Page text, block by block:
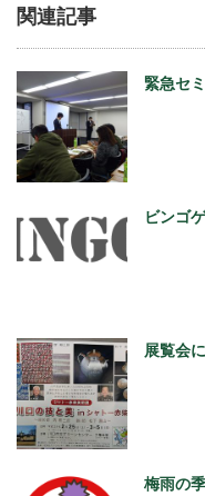
関連記事
緊急セ
ビンゴ
展覧会
梅雨の